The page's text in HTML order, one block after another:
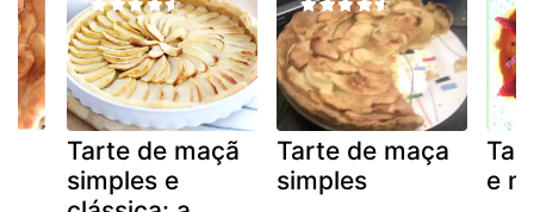
Tarte de maçã
simples e
Tarte de maça
simples
e